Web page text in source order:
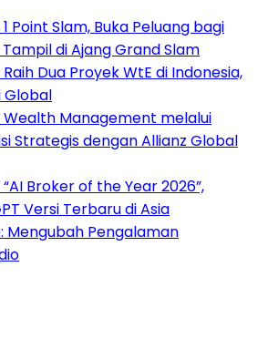
Point Slam, Buka Peluang bagi
di Ajang Grand Slam
Raih Dua Proyek WtE di Indonesia,
Global
Wealth Management melalui
Strategis dengan Allianz Global
Broker of the Year 2026”,
Versi Terbaru di Asia
Mengubah Pengalaman